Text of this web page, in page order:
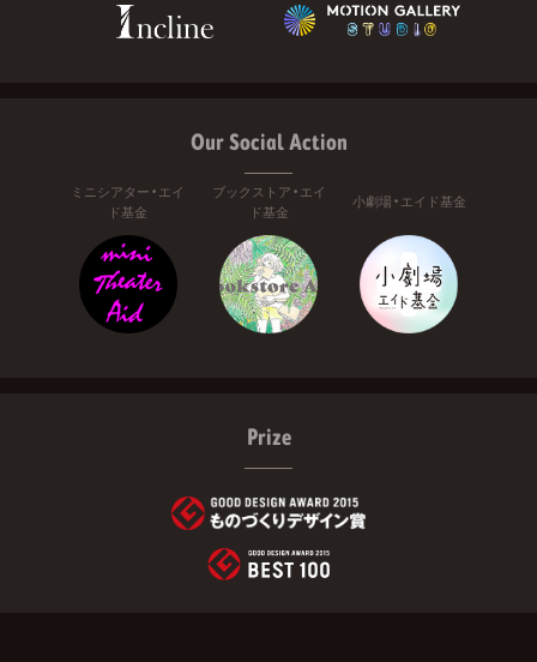
Our Social Action
ミニシアター・エイ
ド基金
ブックストア・エイ
ド基金
小劇場・エイド基金
Prize